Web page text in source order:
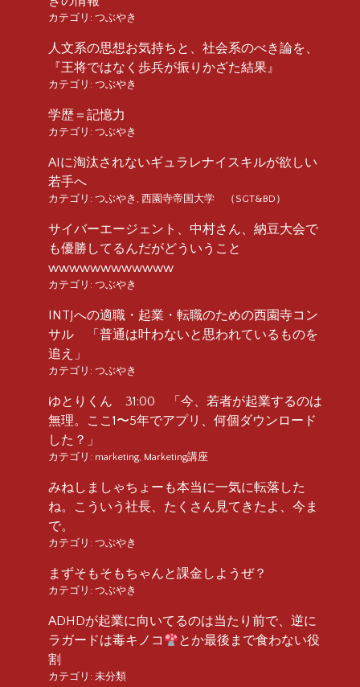
カテゴリ: つぶやき
人文系の思想お気持ちと、社会系のべき論を、
『王将ではなく歩兵が振りかざた結果』
カテゴリ: つぶやき
学歴＝記憶力
カテゴリ: つぶやき
AIに淘汰されないギュラレナイスキルが欲しい
若手へ
カテゴリ: つぶやき , 西園寺帝国大学 （SGT&BD）
サイバーエージェント、中村さん、納豆大会で
も優勝してるんだがどういうこと
wwwwwwwwwwww
カテゴリ: つぶやき
INTJへの適職・起業・転職のための西園寺コン
サル 「普通は叶わないと思われているものを
追え」
カテゴリ: つぶやき
ゆとりくん 31:00 「今、若者が起業するのは
無理。ここ1〜5年でアプリ、何個ダウンロード
した？」
カテゴリ: marketing, Marketing講座
みねしましゃちょーも本当に一気に転落した
ね。こういう社長、たくさん見てきたよ、今ま
で。
カテゴリ: つぶやき
まずそもそもちゃんと課金しようぜ？
カテゴリ: つぶやき
ADHDが起業に向いてるのは当たり前で、逆に
ラガードは毒キノコ
とか最後まで食わない役
割
カテゴリ: 未分類